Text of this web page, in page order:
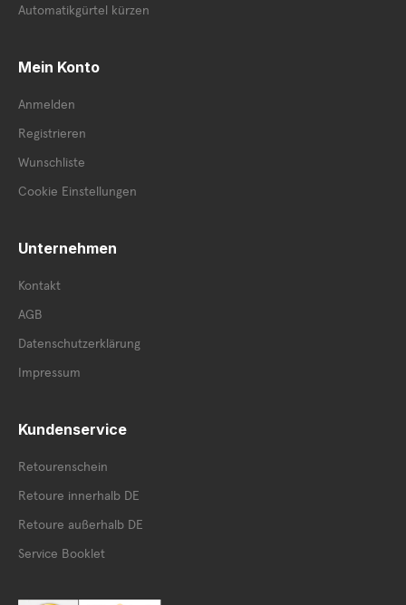
Automatikgürtel kürzen
Mein Konto
Anmelden
Registrieren
Wunschliste
Cookie Einstellungen
Unternehmen
Kontakt
AGB
Datenschutzerklärung
Impressum
Kundenservice
Retourenschein
Retoure innerhalb DE
Retoure außerhalb DE
Service Booklet